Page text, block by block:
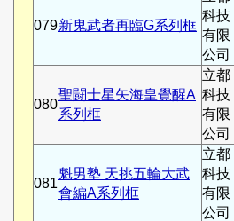
079新鬼武者再臨G系列框
科技
有限
公司
080
聖闘士星矢海皇覺醒A
系列框
立都
科技
有限
公司
081
魁男塾 天挑五輪大武
會編A系列框
立都
科技
有限
公司